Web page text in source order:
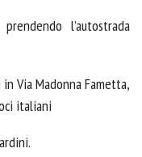
l’autostrada
Via Madonna Fametta,
italiani